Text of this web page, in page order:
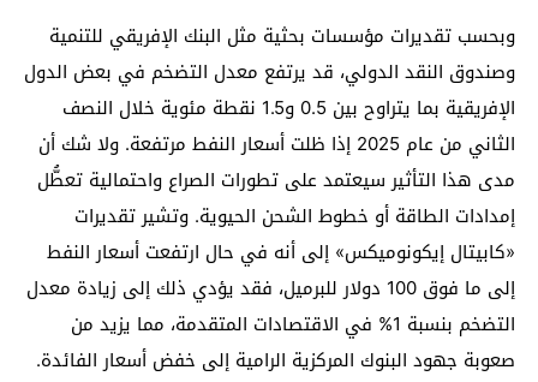
وبحسب تقديرات مؤسسات بحثية مثل البنك الإفريقي للتنمية
وصندوق النقد الدولي، قد يرتفع معدل التضخم في بعض الدول
الإفريقية بما يتراوح بين 0.5 و1.5 نقطة مئوية خلال النصف
الثاني من عام 2025 إذا ظلت أسعار النفط مرتفعة. ولا شك أن
مدى هذا التأثير سيعتمد على تطورات الصراع واحتمالية تعطُّل
إمدادات الطاقة أو خطوط الشحن الحيوية. وتشير تقديرات
«كابيتال إيكونوميكس» إلى أنه في حال ارتفعت أسعار النفط
إلى ما فوق 100 دولار للبرميل، فقد يؤدي ذلك إلى زيادة معدل
التضخم بنسبة 1% في الاقتصادات المتقدمة، مما يزيد من
صعوبة جهود البنوك المركزية الرامية إلى خفض أسعار الفائدة.